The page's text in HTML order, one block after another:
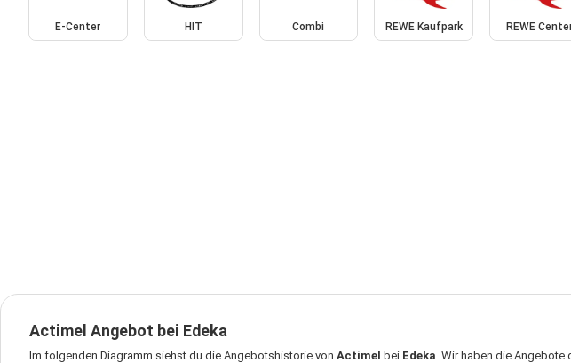
E-Center HIT Combi REWE Kaufpark REWE
Actimel Angebot bei Edeka
Im folgenden Diagramm siehst du die Angebotshistorie von Actimel bei Edeka. Wir haben die Angebote